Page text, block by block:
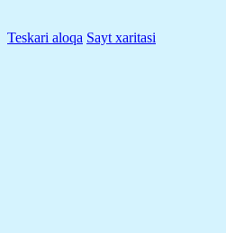
Teskari aloqa Sayt xaritasi